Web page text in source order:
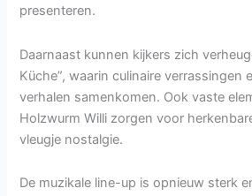
presenteren.
Daarnaast kunnen kijkers zich
Küche”, waarin culinaire verrassingen
verhalen samenkomen. Ook vaste
Holzwurm Willi zorgen voor
vleugje nostalgie.
De muzikale line-up is opnieuw sterk